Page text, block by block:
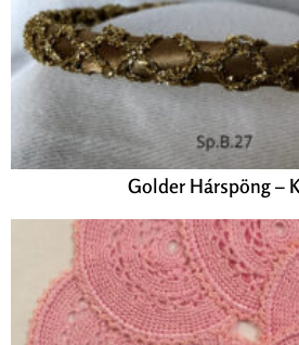
Golder Hárspöng –